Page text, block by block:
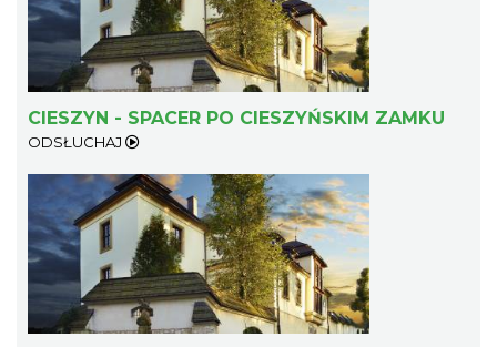
CIESZYN - SPACER PO CIESZYŃSKIM ZAMKU
ODSŁUCHAJ